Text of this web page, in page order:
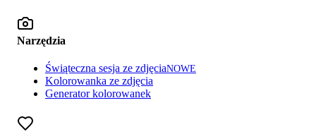
Narzędzia
Świąteczna sesja ze zdjęciaNOWE
Kolorowanka ze zdjęcia
Generator kolorowanek